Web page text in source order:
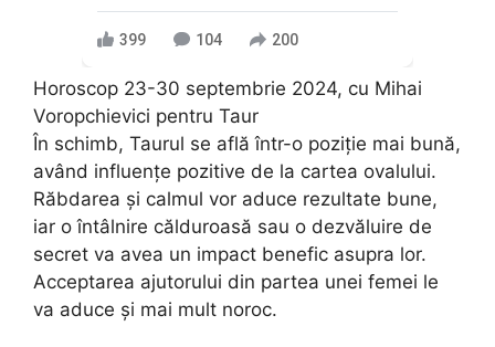
399 104 200
Horoscop 23-30 septembrie 2024, cu Mihai
Voropchievici pentru Taur
În schimb, Taurul se află într-o poziție mai bună,
având influențe pozitive de la cartea ovalului.
Răbdarea și calmul vor aduce rezultate bune,
iar o întâlnire călduroasă sau o dezvăluire de
secret va avea un impact benefic asupra lor.
Acceptarea ajutorului din partea unei femei le
va aduce și mai mult noroc.